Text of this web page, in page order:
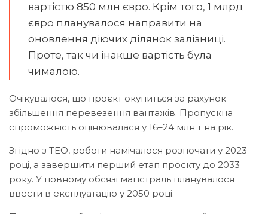
вартістю 850 млн євро. Крім того, 1 млрд
євро планувалося направити на
оновлення діючих ділянок залізниці.
Проте, так чи інакше вартість була
чималою.
Очікувалося, що проєкт окупиться за рахунок
збільшення перевезення вантажів. Пропускна
спроможність оцінювалася у 16–24 млн т на рік.
Згідно з ТЕО, роботи намічалося розпочати у 2023
році, а завершити перший етап проєкту до 2033
року. У повному обсязі магістраль планувалося
ввести в експлуатацію у 2050 році.